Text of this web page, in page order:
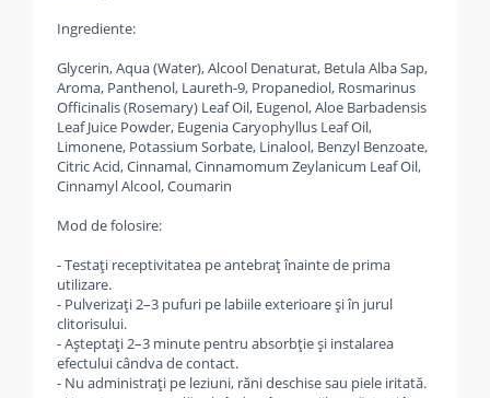
Ingrediente:
Glycerin, Aqua (Water), Alcool Denaturat, Betula Alba Sap,
Aroma, Panthenol, Laureth-9, Propanediol, Rosmarinus
Officinalis (Rosemary) Leaf Oil, Eugenol, Aloe Barbadensis
Leaf Juice Powder, Eugenia Caryophyllus Leaf Oil,
Limonene, Potassium Sorbate, Linalool, Benzyl Benzoate,
Citric Acid, Cinnamal, Cinnamomum Zeylanicum Leaf Oil,
Cinnamyl Alcool, Coumarin
Mod de folosire:
- Testați receptivitatea pe antebraț înainte de prima
utilizare.
- Pulverizați 2–3 pufuri pe labiile exterioare și în jurul
clitorisului.
- Așteptați 2–3 minute pentru absorbție și instalarea
efectului cândva de contact.
- Nu administrați pe leziuni, răni deschise sau piele iritată.